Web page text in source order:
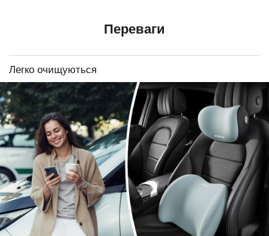
Переваги
Легко очищуються